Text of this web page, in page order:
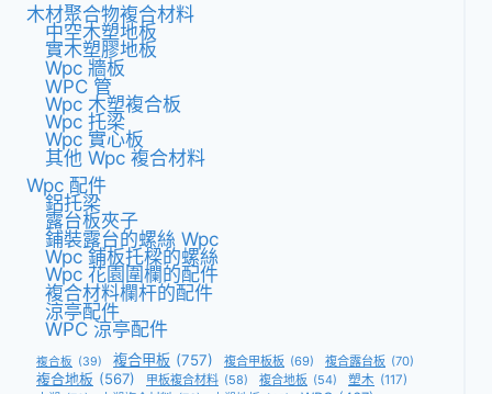
木材聚合物複合材料
中空木塑地板
實木塑膠地板
Wpc 牆板
WPC 管
Wpc 木塑複合板
Wpc 托梁
Wpc 實心板
其他 Wpc 複合材料
Wpc 配件
鋁托梁
露台板夾子
鋪裝露台的螺絲 Wpc
Wpc 鋪板托樑的螺絲
Wpc 花園圍欄的配件
複合材料欄杆的配件
涼亭配件
WPC 涼亭配件
複合板 (39) 複合甲板 (757) 複合甲板板 (69) 複合露台板 (70)
複合地板 (567) 甲板複合材料 (58) 複合地板 (54) 塑木 (117)